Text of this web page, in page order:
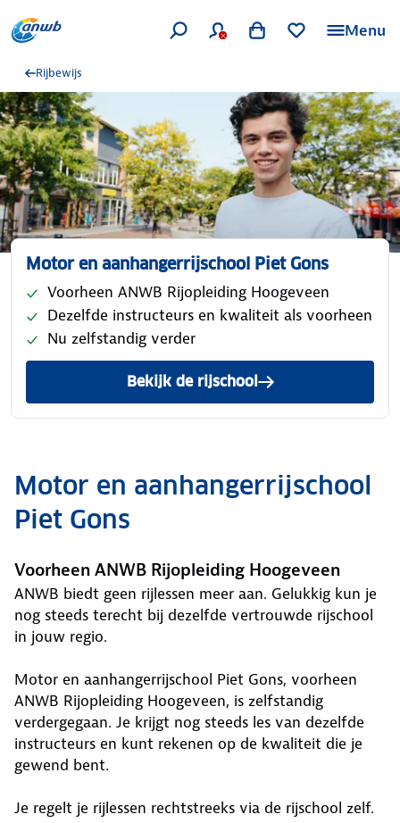
Menu
Rijbewijs
Motor en aanhangerrijschool Piet Gons
Voorheen ANWB Rijopleiding Hoogeveen
Dezelfde instructeurs en kwaliteit als voorheen
Nu zelfstandig verder
Bekijk de rijschool
Motor en aanhangerrijschool
Piet Gons
Voorheen ANWB Rijopleiding Hoogeveen
ANWB biedt geen rijlessen meer aan. Gelukkig kun je
nog steeds terecht bij dezelfde vertrouwde rijschool
in jouw regio.
Motor en aanhangerrijschool Piet Gons, voorheen
ANWB Rijopleiding Hoogeveen, is zelfstandig
verdergegaan. Je krijgt nog steeds les van dezelfde
instructeurs en kunt rekenen op de kwaliteit die je
gewend bent.
Je regelt je rijlessen rechtstreeks via de rijschool zelf.